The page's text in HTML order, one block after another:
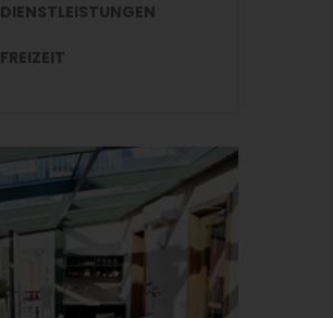
DIENSTLEISTUNGEN
FREIZEIT